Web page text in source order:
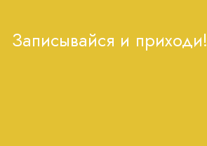
Записывайся и приходи!